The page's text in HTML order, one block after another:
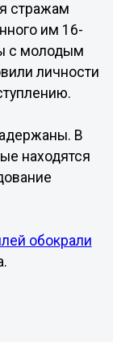
стражам
им 16-
с молодым
личности
В
находятся
обокрали